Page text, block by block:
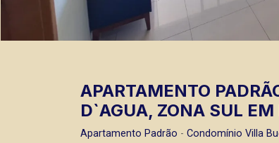
APARTAMENTO
D`AGUA, ZONA SUL EM
Apartamento Padrão - Condomínio Villa